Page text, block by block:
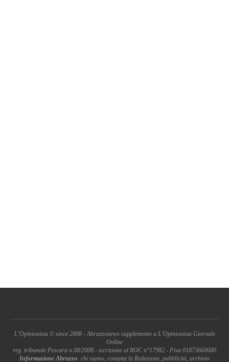
L'Opinionista © since 2008 - Abruzzonews supplemento a L'Opinionista Giornale
Online
reg. tribunale Pescara n.08/2008 - iscrizione al ROC n°17982 - P.iva 01873660680
Informazione Abruzzo: chi siamo, contatta la Redazione, pubblicità, archivio